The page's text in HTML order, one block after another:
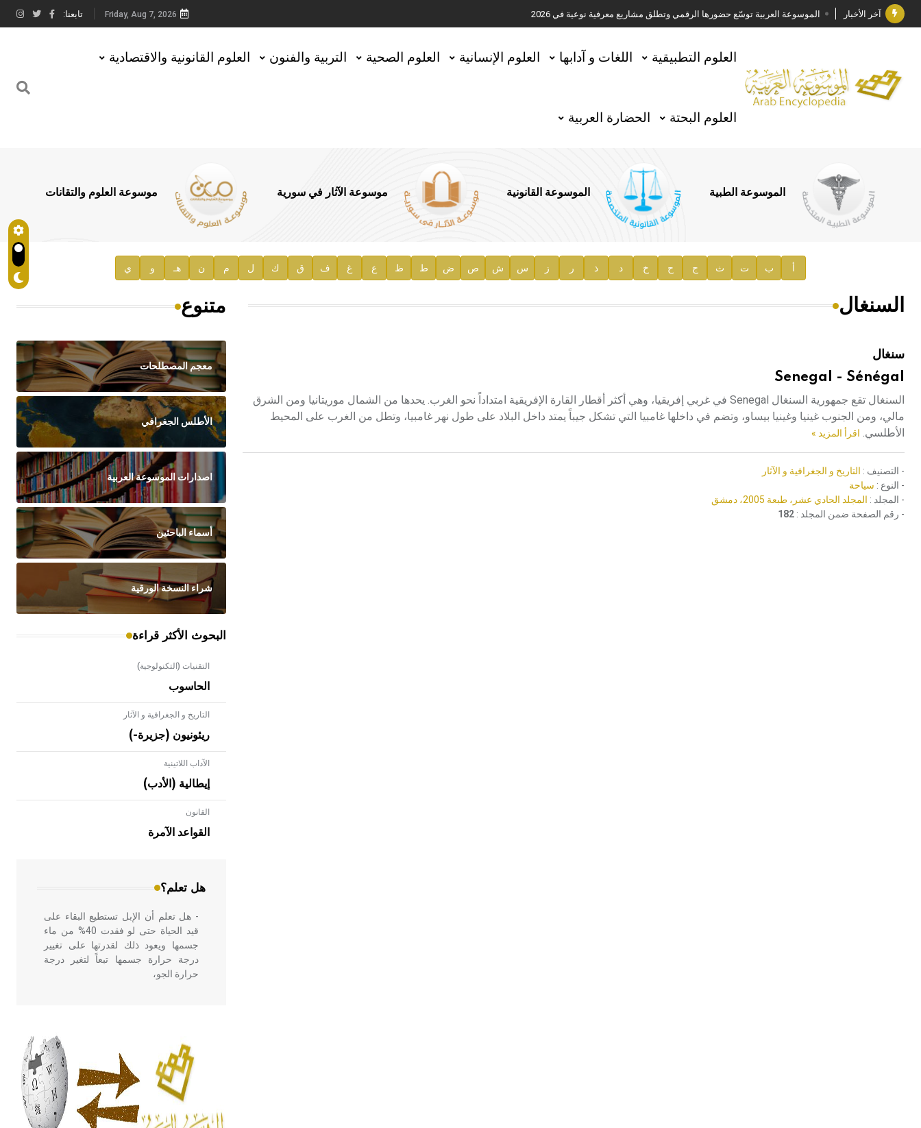
آخر الأخبار الموسوعة العربية توسّع حضورها الرقمي وتطلق مشاريع معرفية نوعية في 2026
جائزة مجمع الملك سلمان العالمي للغة العربية 2025
الأستاذ إياد خالد الطباع مدير عام لهيئة الموسوعة العربية
السيد محمد ياسين صالح وزيرا للثقافة
توصيات مجلس الإدارة
صدور المجلد السابع من موسوعة الآثار في سورية
إعلان..
Friday, Aug 7, 2026 تابعنا:
العلوم التطبيقية اللغات و آدابها العلوم الإنسانية العلوم الصحية التربية والفنون العلوم القانونية والاقتصادية
العلوم البحتة الحضارة العربية
الموسوعة الطبية الموسوعة القانونية موسوعة الآثار في سورية موسوعة العلوم والتقانات
أ ب ت ث ج ح خ د ذ ر ز س ش ص ض ط ظ ع غ ف ق ك ل م ن هـ و ي
السنغال
سنغال
Senegal - Sénégal
السنغال تقع جمهورية السنغال Senegal في غربي إفريقيا، وهي أكثر أقطار القارة الإفريقية امتداداً نحو الغرب. يحدها من الشمال موريتانيا ومن الشرق
مالي، ومن الجنوب غينيا وغينيا بيساو، وتضم في داخلها غامبيا التي تشكل جيباً يمتد داخل البلاد على طول نهر غامبيا، وتطل من الغرب على المحيط
الأطلسي. اقرأ المزيد »
- التصنيف : التاريخ و الجغرافية و الآثار
- النوع : سياحة
- المجلد : المجلد الحادي عشر، طبعة 2005، دمشق
- رقم الصفحة ضمن المجلد : 182
متنوع
معجم المصطلحات
الأطلس الجغرافي
اصدارات الموسوعة العربية
أسماء الباحثين
شراء النسخة الورقية
البحوث الأكثر قراءة
التقنيات (التكنولوجية)
الحاسوب
التاريخ و الجغرافية و الآثار
ريئونيون (جزيرة-)
الآداب اللاتينية
إيطالية (الأدب)
القانون
القواعد الآمرة
هل تعلم؟
- هل تعلم أن الأبلق نوع من الفنون
الهندسية التي ارتبطت بالعمارة الإسلامية
في بلاد الشام ومصر خاصة، حيث يحرص
- هل تعلم أن الإبل تستطيع البقاء على
قيد الحياة حتى لو فقدت 40% من ماء
جسمها ويعود ذلك لقدرتها على تغيير
درجة حرارة جسمها تبعاً لتغير درجة
حرارة الجو،
أربعة مؤلفات هي: الحكم، الأدلة، تنظيم
التغذية، ورسالته في جروح الرأس.
ويعود له الفضل بأنه حرر الطب من
الدين والفلسفة.
- هل تعلم أن المرجان إفراز حيواني